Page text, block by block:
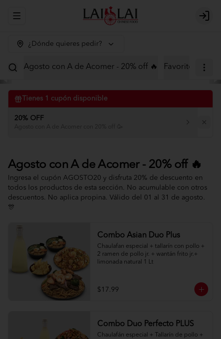
Abrir menu de navegación
¿Dónde quieres pedir?
Agosto con A de Acomer - 20% off 🔥 Favoritos
Tienes 1 cupón disponible
20% OFF
Agosto con A de Acomer con 20% off 🥳
Agosto con A de Acomer - 20% off 🔥
Ingresa el cupón AGOSTO20 y disfruta 20% de descuento en
todos los productos de esta sección. No acumulable con otros
descuentos. No aplica propina. Válido del 01 al 31 de agosto.
🎊
Combo Asian Duo Plus
Chaulafan especial + tallarín con pollo +
2 ramen de pollo jr. + wantán frito jr.+
limonada natural 1 Lt
$17.99
Combo Duo Perfecto PLUS
Chaulafán especial + Tallarín de pollo +